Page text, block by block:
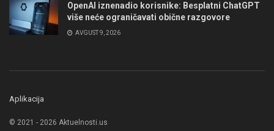
OpenAI iznenadio korisnike: Besplatni ChatGPT
više neće ograničavati obične razgovore
AVGUST 9, 2026
Aplikacija
© 2021 - 2026 Aktuelnosti.us